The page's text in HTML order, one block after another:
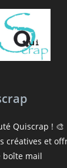
Quiscrap ! 🎨
créatives et
boîte mail